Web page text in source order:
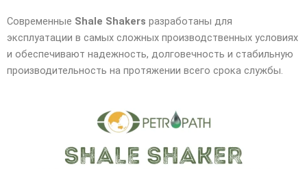
Современные Shale Shakers разработаны для
эксплуатации в самых сложных производственных условиях
и обеспечивают надежность, долговечность и стабильную
производительность на протяжении всего срока службы.